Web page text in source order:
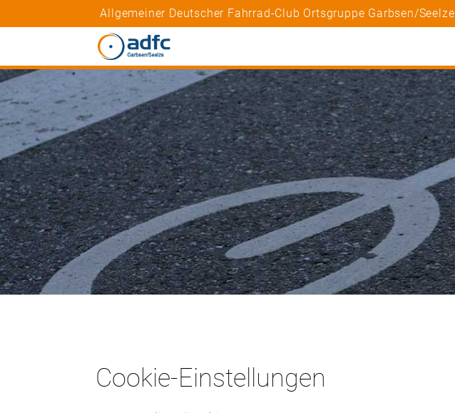
Allgemeiner Deutscher Fahrrad-Club Ortsgruppe Garbsen/Seelze
Cookie-Einstellungen